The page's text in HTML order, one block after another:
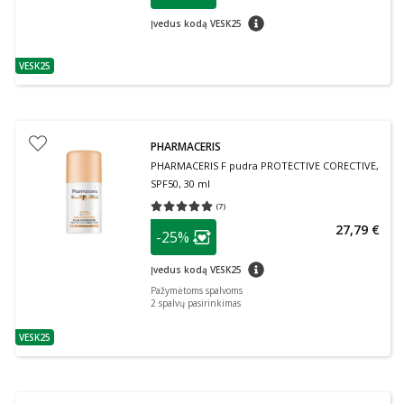
patarimas
VESK25
Įvedus kodą VESK25 patarimas
patarimas
VESK25
PHARMACERIS
PHARMACERIS F pudra PROTECTIVE CORECTIVE,
SPF50, 30 ml
(7)
Vidutinis įvertinimas 5.00
patarimas
Lojalumo klubo narių nuolaida
-25%
Įvedus kodą VESK25 patarimas
27,79 €
Pažymėtoms spalvoms
2 spalvų pasirinkimas